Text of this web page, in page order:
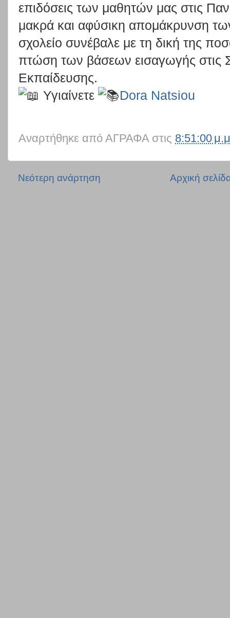
επιδόσεις των μαθητών μας στις
μακρά και αφύσικη απομάκρυνση
σχολείο συνέβαλε με τη δική της
πτώση των βάσεων εισαγωγής στις
Εκπαίδευσης.
Υγιαίνετε
Dora Natsiou
Αναρτήθηκε από ΑΓΡΑΦΑ στις 8:51:00
Νεότερη ανάρτηση Αρχική